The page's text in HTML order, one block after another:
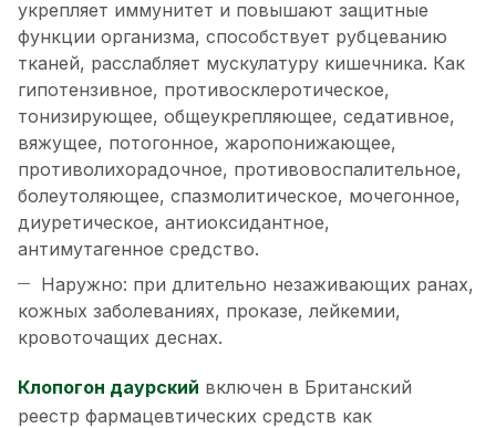
укрепляет иммунитет и повышают защитные
функции организма, способствует рубцеванию
тканей, расслабляет мускулатуру кишечника. Как
гипотензивное, противосклеротическое,
тонизирующее, общеукрепляющее, седативное,
вяжущее, потогонное, жаропонижающее,
противолихорадочное, противовоспалительное,
болеутоляющее, спазмолитическое, мочегонное,
диуретическое, антиоксидантное,
антимутагенное средство.
Наружно: при длительно незаживающих ранах,
кожных заболеваниях, проказе, лейкемии,
кровоточащих деснах.
Клопогон даурский включен в Британский
реестр фармацевтических средств как